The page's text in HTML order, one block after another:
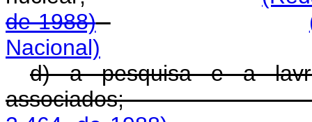
de 1988)
Nacional)
d) a pesquisa e a